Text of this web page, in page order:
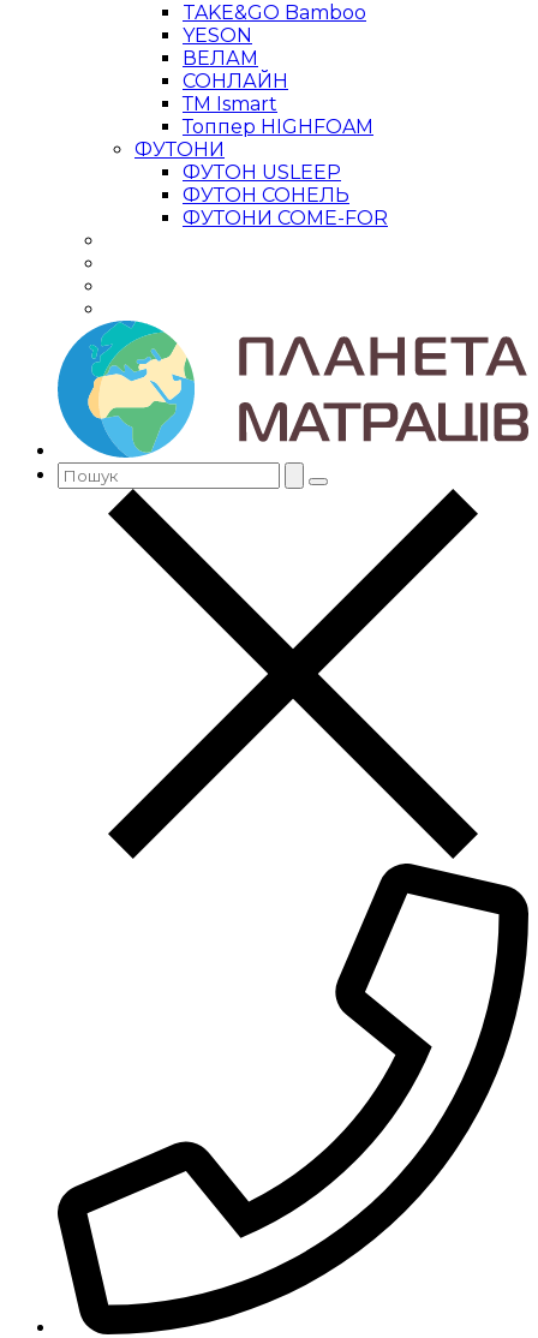
TAKE&GO Bamboo
YESON
ВЕЛАМ
СОНЛАЙН
ТМ Ismart
Топпер HIGHFOAM
ФУТОНИ
ФУТОН USLEEP
ФУТОН СОНЕЛЬ
ФУТОНИ COME-FOR